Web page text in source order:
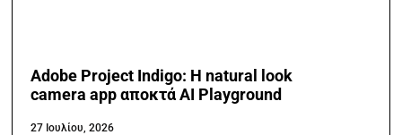
Adobe Project Indigo: Η natural look
camera app αποκτά AI Playground
27 Ιουλίου, 2026